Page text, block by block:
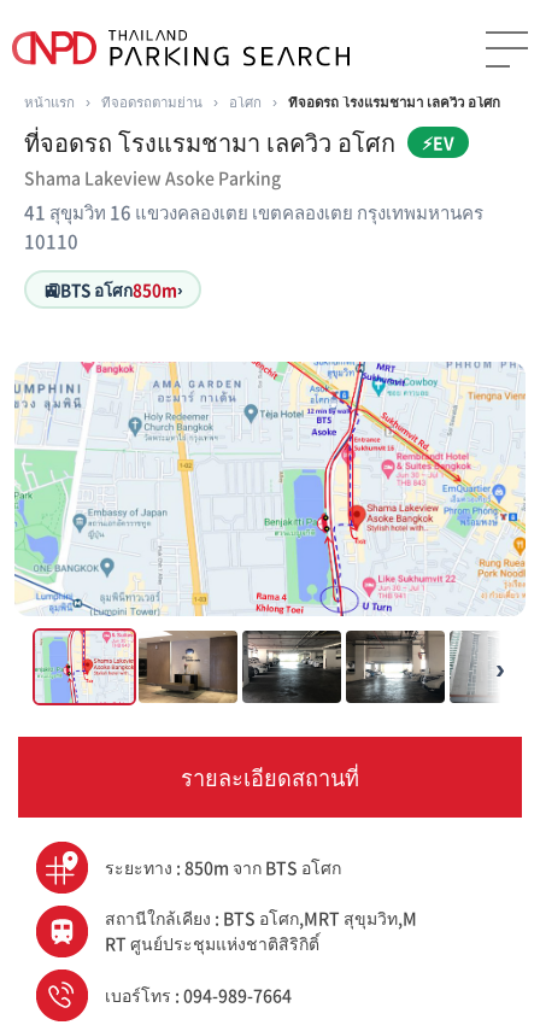
หน้าแรก › ที่จอดรถตามย่าน › อโศก › ที่จอดรถ โรงแรมชามา เลควิว อโศก
ที่จอดรถ โรงแรมชามา เลควิว อโศก
⚡EV
Shama Lakeview Asoke Parking
41 สุขุมวิท 16 แขวงคลองเตย เขตคลองเตย กรุงเทพมหานคร
10110
🚉BTS อโศก850m›
›
รายละเอียดสถานที่
ระยะทาง : 850m จาก BTS อโศก
สถานีใกล้เคียง : BTS อโศก,MRT สุขุมวิท,M
RT ศูนย์ประชุมแห่งชาติสิริกิติ์
เบอร์โทร : 094-989-7664